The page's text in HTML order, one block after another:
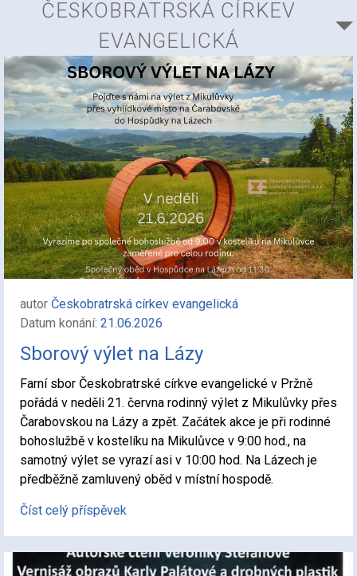
ČESKOBRATRSKÁ CÍRKEV
EVANGELICKÁ
autor Českobratrská církev evangelická
Datum konání: 21.06.2026
Sborový výlet na Lázy
Farní sbor Českobratrské církve evangelické v Pržně
pořádá v neděli 21. června rodinný výlet z Mikulůvky přes
Čarabovskou na Lázy a zpět. Začátek akce je při rodinné
bohoslužbě v kostelíku na Mikulůvce v 9:00 hod., na
samotný výlet se vyrazí asi v 10:00 hod. Na Lázech je
předběžně zamluvený oběd v místní hospodě.
Číst celý příspěvek